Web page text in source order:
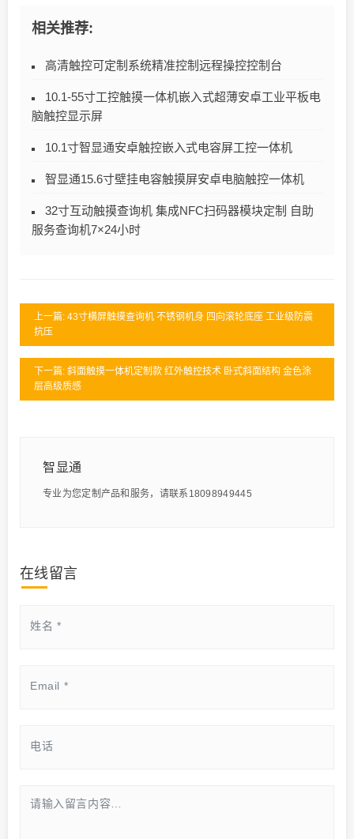
相关推荐:
高清触控可定制系统精准控制远程操控控制台
10.1-55寸工控触摸一体机嵌入式超薄安卓工业平板电
脑触控显示屏
10.1寸智显通安卓触控嵌入式电容屏工控一体机
智显通15.6寸壁挂电容触摸屏安卓电脑触控一体机
32寸互动触摸查询机 集成NFC扫码器模块定制 自助
服务查询机7×24小时
上一篇: 43寸横屏触摸查询机 不锈钢机身 四向滚轮底座 工业级防震
抗压
下一篇: 斜面触摸一体机定制款 红外触控技术 卧式斜面结构 金色涂
层高级质感
智显通
专业为您定制产品和服务，请联系18098949445
在线留言